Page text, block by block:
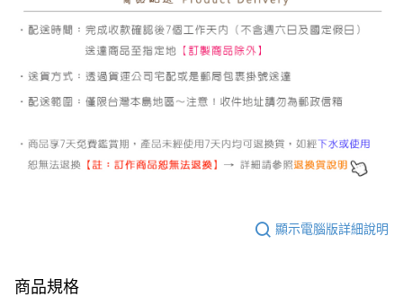
顯示電腦版詳細說明
商品規格